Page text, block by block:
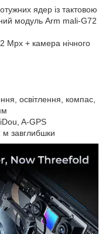
ядер із тактовою
модуль Arm mali-G72
+ камера нічного
освітлення, компас,
A-GPS
м завглибшки